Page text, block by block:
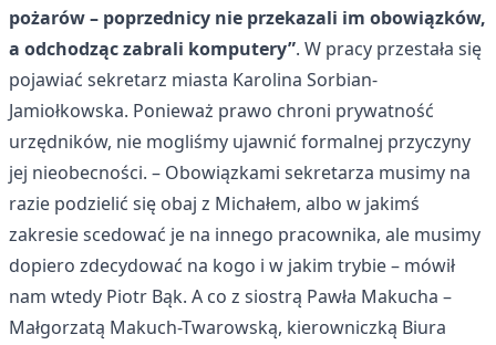
pożarów – poprzednicy nie przekazali im obowiązków,
a odchodząc zabrali komputery”. W pracy przestała się
pojawiać sekretarz miasta Karolina Sorbian-
Jamiołkowska. Ponieważ prawo chroni prywatność
urzędników, nie mogliśmy ujawnić formalnej przyczyny
jej nieobecności. – Obowiązkami sekretarza musimy na
razie podzielić się obaj z Michałem, albo w jakimś
zakresie scedować je na innego pracownika, ale musimy
dopiero zdecydować na kogo i w jakim trybie – mówił
nam wtedy Piotr Bąk. A co z siostrą Pawła Makucha –
Małgorzatą Makuch-Twarowską, kierowniczką Biura